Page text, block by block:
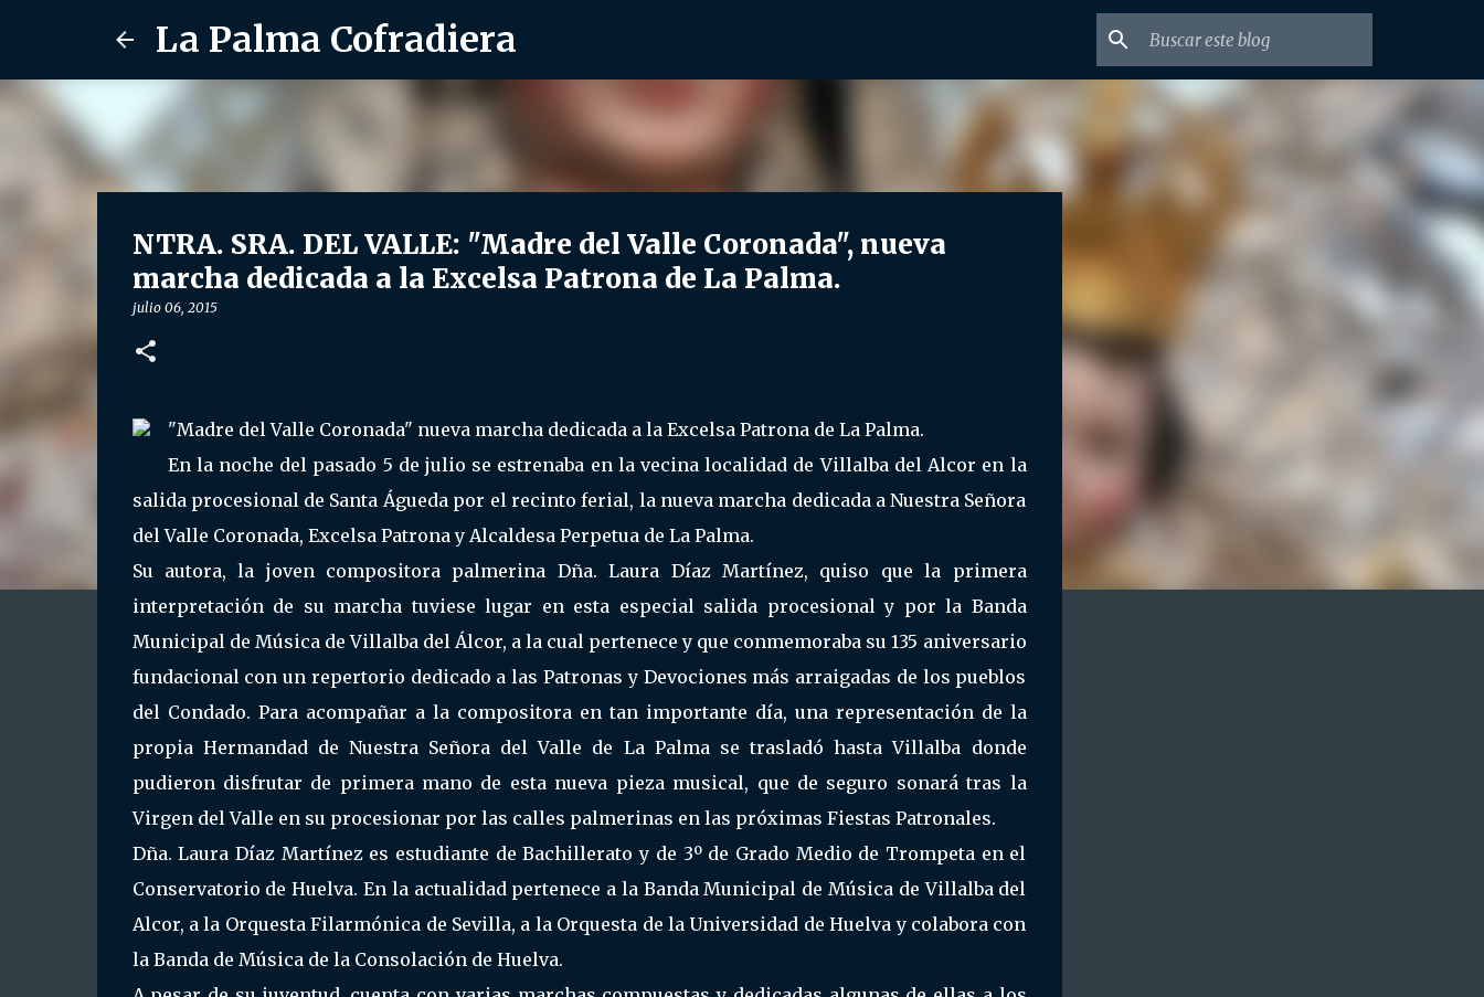
La Palma Cofradiera
NTRA. SRA. DEL VALLE: "Madre del Valle Coronada", nueva
marcha dedicada a la Excelsa Patrona de La Palma.
julio 06, 2015
"Madre del Valle Coronada" nueva marcha dedicada a la Excelsa Patrona de La Palma.
En la noche del pasado 5 de julio se estrenaba en la vecina localidad de Villalba del Alcor en la
salida procesional de Santa Águeda por el recinto ferial, la nueva marcha dedicada a Nuestra Señora
del Valle Coronada, Excelsa Patrona y Alcaldesa Perpetua de La Palma.
Su autora, la joven compositora palmerina Dña. Laura Díaz Martínez, quiso que la primera
interpretación de su marcha tuviese lugar en esta especial salida procesional y por la Banda
Municipal de Música de Villalba del Álcor, a la cual pertenece y que conmemoraba su 135 aniversario
fundacional con un repertorio dedicado a las Patronas y Devociones más arraigadas de los pueblos
del Condado. Para acompañar a la compositora en tan importante día, una representación de la
propia Hermandad de Nuestra Señora del Valle de La Palma se trasladó hasta Villalba donde
pudieron disfrutar de primera mano de esta nueva pieza musical, que de seguro sonará tras la
Virgen del Valle en su procesionar por las calles palmerinas en las próximas Fiestas Patronales.
Dña. Laura Díaz Martínez es estudiante de Bachillerato y de 3º de Grado Medio de Trompeta en el
Conservatorio de Huelva. En la actualidad pertenece a la Banda Municipal de Música de Villalba del
Alcor, a la Orquesta Filarmónica de Sevilla, a la Orquesta de la Universidad de Huelva y colabora con
la Banda de Música de la Consolación de Huelva.